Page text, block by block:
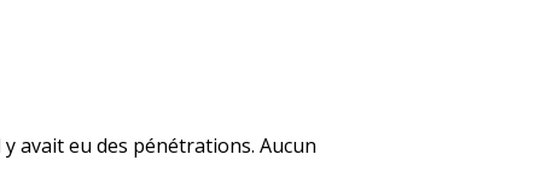
avait eu des pénétrations. Aucun